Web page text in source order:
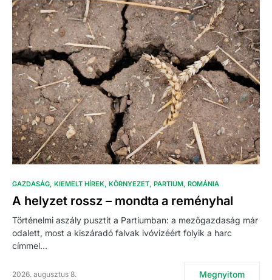
GAZDASÁG KIEMELT HÍREK KÖRNYEZET PARTIUM ROMÁNIA
A helyzet rossz – mondta a reményhal
Történelmi aszály pusztít a Partiumban: a mezőgazdaság már
odalett, most a kiszáradó falvak ivóvizéért folyik a harc
címmel…
2026. augusztus 8. Megnyitom